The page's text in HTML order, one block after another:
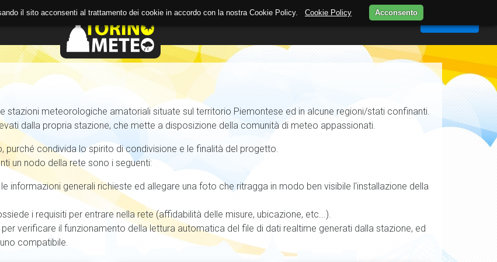
STAZIONI METEO WEBCAM
stazioni meteorologiche amatoriali situate sul territorio Piemontese ed in alcune regioni/stati confinanti.
dalla propria stazione, che mette a disposizione della comunità di meteo appassionati.
purché condivida lo spirito di condivisione e le finalità del progetto.
un nodo della rete sono i seguenti:
informazioni generali richieste ed allegare una foto che ritragga in modo ben visibile l'installazione della
i requisiti per entrare nella rete (affidabilità delle misure, ubicazione, etc...).
verificare il funzionamento della lettura automatica del file di dati realtime generati dalla stazione, ed
compatibile.
il sito acconsenti al trattamento dei cookie in accordo con la nostra Cookie Policy. Cookie Policy Acconsento